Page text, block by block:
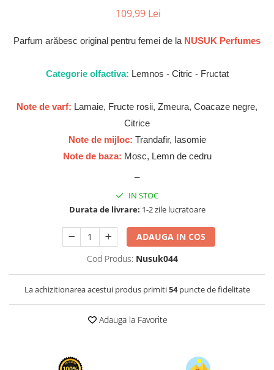
Parfumuri de VARA
Cadouri pentru EL
Adyan by Anfar
Ard al Zaafaran
Asten
Athoor Al Alam
Frederic Patric
109,99 Lei
Parfum arăbesc original pentru femei de la NUSUK Perfumes
Categorie olfactiva: Lemnos - Citric - Fructat
Note de varf: Lamaie, Fructe rosii, Zmeura, Coacaze negre,
Citrice
Note de mijloc: Trandafir, Iasomie
Note de baza: Mosc, Lemn de cedru
IN STOC
Durata de livrare: 1-2 zile lucratoare
ADAUGA IN COS
Cod Produs: Nusuk044
La achizitionarea acestui produs primiti54puncte de fidelitate
Adauga la Favorite